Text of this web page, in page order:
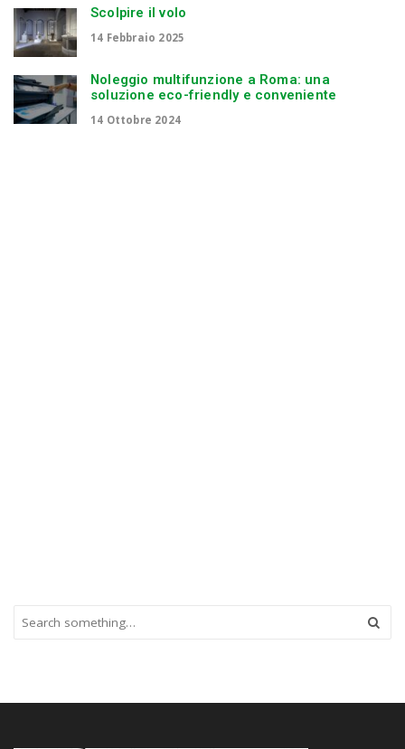
Scolpire il volo
14 Febbraio 2025
Noleggio multifunzione a Roma: una
soluzione eco-friendly e conveniente
14 Ottobre 2024
h